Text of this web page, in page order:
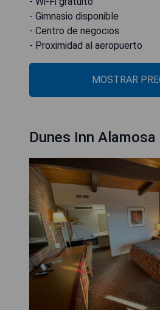
- Gimnasio disponible
- Centro de negocios
- Proximidad al aeropuerto
MOSTRAR
Dunes Inn Alamosa